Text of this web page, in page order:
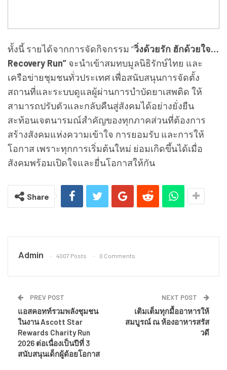
ทั้งนี้ รายได้จากการจัดกิจกรรม “วิ่งด้วยรัก ฮักด้วยใจ…
Recovery Run” จะนำเข้าสมทบมูลนิธิรักษ์ไทย และ
เครือข่ายชุมชนทั่วประเทศ เพื่อสนับสนุนการจัดตั้ง
สถานที่และระบบดูแลผู้ผ่านการบำบัดยาเสพติด ให้
สามารถปรับตัวและกลับคืนสู่สังคมได้อย่างยั่งยืน
สะท้อนเจตนารมณ์สำคัญของทุกภาคส่วนที่ต้องการ
สร้างสังคมแห่งความเข้าใจ การยอมรับ และการให้
โอกาส เพราะทุกการเริ่มต้นใหม่ ย่อมเกิดขึ้นได้เมื่อ
สังคมพร้อมเปิดใจและยื่นโอกาสให้กัน
Share
Admin 4007 Posts 0 Comments
PREV POST
แอสคอทท์รวมพลังชุมชน
ในงาน Ascott Star
Rewards Charity Run
2026 ต่อเนื่องเป็นปีที่ 3
สนับสนุนเด็กผู้ด้อยโอกาส
NEXT POST
เติมเต็มทุกมื้ออาหารให้
สมบูรณ์ ณ ห้องอาหารสรัส
วดี